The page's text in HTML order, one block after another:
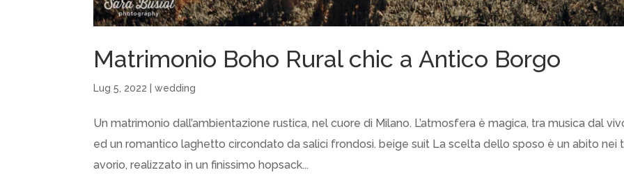
Matrimonio Boho Rural chic a Antico Borgo
Lug 5, 2022 |wedding
Un matrimonio dall’ambientazione rustica, nel cuore di Milano. L’atmosfera è magica, tra musica dal
ed un romantico laghetto circondato da salici frondosi. beige suit La scelta dello sposo è un abito nei
avorio, realizzato in un finissimo hopsack...